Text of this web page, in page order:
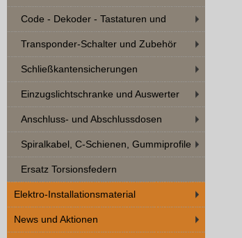
Code - Dekoder - Tastaturen und
Zubehör
Transponder-Schalter und Zubehör
Schließkantensicherungen
Einzugslichtschranke und Auswerter
Anschluss- und Abschlussdosen
Spiralkabel, C-Schienen, Gummiprofile
Ersatz Torsionsfedern
Elektro-Installationsmaterial
News und Aktionen